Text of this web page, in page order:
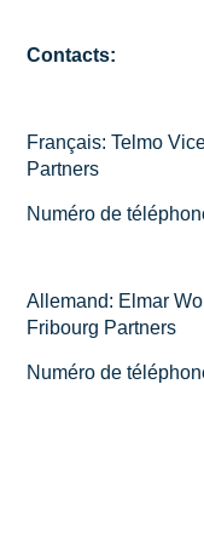
Contacts:
Français: Telmo
Partners
Numéro de
Allemand: Elmar
Fribourg Partners
Numéro de